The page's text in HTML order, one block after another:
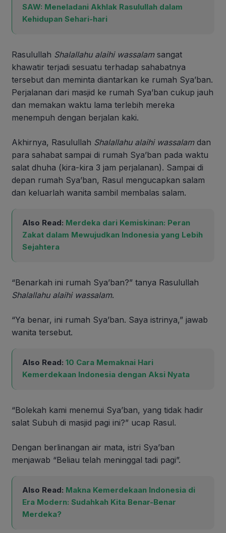
SAW: Meneladani Akhlak Rasulullah dalam
Kehidupan Sehari-hari
Rasulullah Shalallahu alaihi wassalamsangat
khawatir terjadi sesuatu terhadap sahabatnya
tersebut dan meminta diantarkan ke rumah Sya’ban.
Perjalanan dari masjid ke rumah Sya’ban cukup jauh
dan memakan waktu lama terlebih mereka
menempuh dengan berjalan kaki.
Akhirnya, Rasulullah Shalallahu alaihi wassalamdan
para sahabat sampai di rumah Sya’ban pada waktu
salat dhuha (kira-kira 3 jam perjalanan). Sampai di
depan rumah Sya’ban, Rasul mengucapkan salam
dan keluarlah wanita sambil membalas salam.
Also Read: Merdeka dari Kemiskinan: Peran
Zakat dalam Mewujudkan Indonesia yang Lebih
Sejahtera
“Benarkah ini rumah Sya’ban?” tanya Rasulullah
Shalallahu alaihi wassalam.
“Ya benar, ini rumah Sya’ban. Saya istrinya,” jawab
wanita tersebut.
Also Read: 10 Cara Memaknai Hari
Kemerdekaan Indonesia dengan Aksi Nyata
“Bolekah kami menemui Sya’ban, yang tidak hadir
salat Subuh di masjid pagi ini?” ucap Rasul.
Dengan berlinangan air mata, istri Sya’ban
menjawab “Beliau telah meninggal tadi pagi”.
Also Read: Makna Kemerdekaan Indonesia di
Era Modern: Sudahkah Kita Benar-Benar
Merdeka?